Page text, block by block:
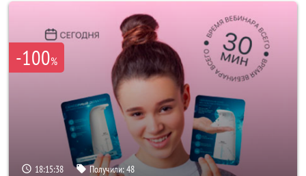
-100%
18:15:35 Получили:48